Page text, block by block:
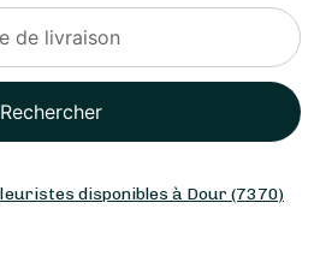
Rechercher
disponibles à Dour (7370)